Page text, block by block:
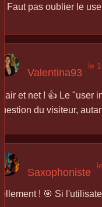
💣 Faut pas oublier le
Valentina93
le
Clair et net ! 👍 Le "user
question du visiteur,
Saxophoniste
Tellement ! 🎯 Si